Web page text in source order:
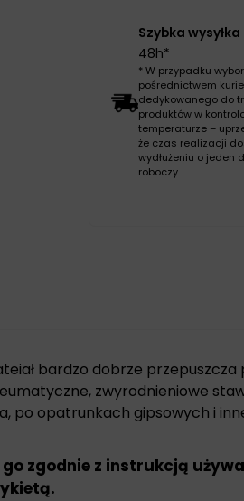
Szybka wysyłka
48h*
* W przypadku
pośrednictwem
dedykowanego do
produktów w
temperaturze –
że czas realizacji
wydłużeniu o jeden
roboczy.
bardzo dobrze
zwyrodnieniowe
po opatrunkach gipsowych i
zgodnie z instrukcją